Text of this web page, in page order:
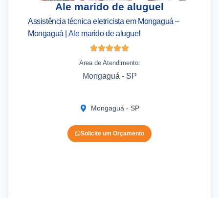
Ale marido de aluguel
Assistência técnica eletricista em Mongaguá –
Mongaguá | Ale marido de aluguel
Area de Atendimento:
Mongaguá - SP
Mongaguá - SP
Solicite um Orçamento